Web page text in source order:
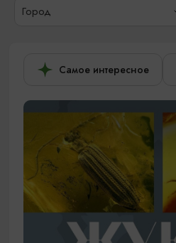
Город
Самое интересное